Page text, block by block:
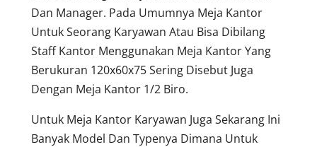
Dan Manager. Pada Umumnya Meja Kantor
Untuk Seorang Karyawan Atau Bisa Dibilang
Staff Kantor Menggunakan Meja Kantor Yang
Berukuran 120x60x75 Sering Disebut Juga
Dengan Meja Kantor 1/2 Biro.
Untuk Meja Kantor Karyawan Juga Sekarang Ini
Banyak Model Dan Typenya Dimana Untuk